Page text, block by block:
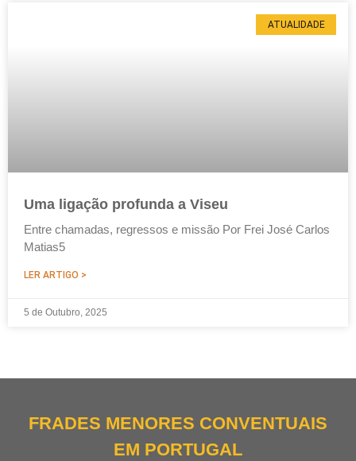
ATUALIDADE
Uma ligação profunda a Viseu
Entre chamadas, regressos e missão Por Frei José Carlos
Matias5
LER ARTIGO >
5 de Outubro, 2025
FRADES MENORES CONVENTUAIS
EM PORTUGAL